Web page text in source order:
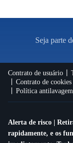
Seja parte
Contrato de usuário
Contrato de cookies
Política
Alerta de risco |
rapidamente, e os